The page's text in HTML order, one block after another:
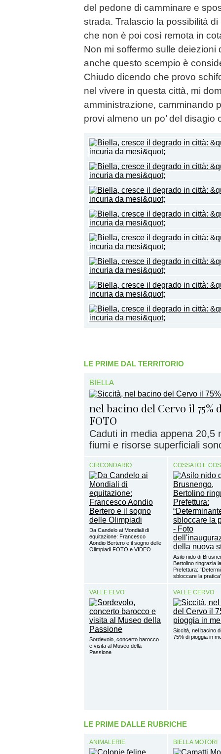
del pedone di camminare e
strada. Tralascio la possibilità
che non è poi così remota in
Non mi soffermo sulle deiezioni
anche questo scempio è
Chiudo dicendo che provo
nel vivere in questa città, mi
amministrazione, camminando
provi almeno un po’ del disagio
LE PRIME DAL TERRITORIO
BIELLA
nel bacino del Cervo il
FOTO
Caduti in media appena 20,5
fiumi e risorse superficiali
CIRCONDARIO
Da Candelo ai Mondiali di
equitazione: Francesco
Aondio Bertero e il sogno delle
Olimpiadi FOTO e VIDEO
COSSATO E
Asilo nido di
Bertolino ringrazia la
Prefettura:
sbloccare la
VALLE ELVO
Sordevolo, concerto barocco
e visita al Museo della
Passione
VALLE CERVO
Siccità, nel bacino
75% di pioggia in
LE PRIME DALLE RUBRICHE
ANIMALERIE BIELLA MOTORI